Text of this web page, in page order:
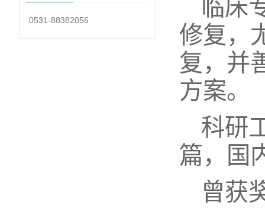
0531-88382056
临床
修复，
复，并
方案。
科研
篇，国
曾获